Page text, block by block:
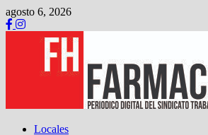
Saltar
al
contenido
agosto 6, 2026
Locales